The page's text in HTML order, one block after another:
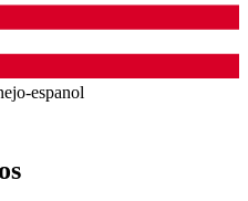
espanol